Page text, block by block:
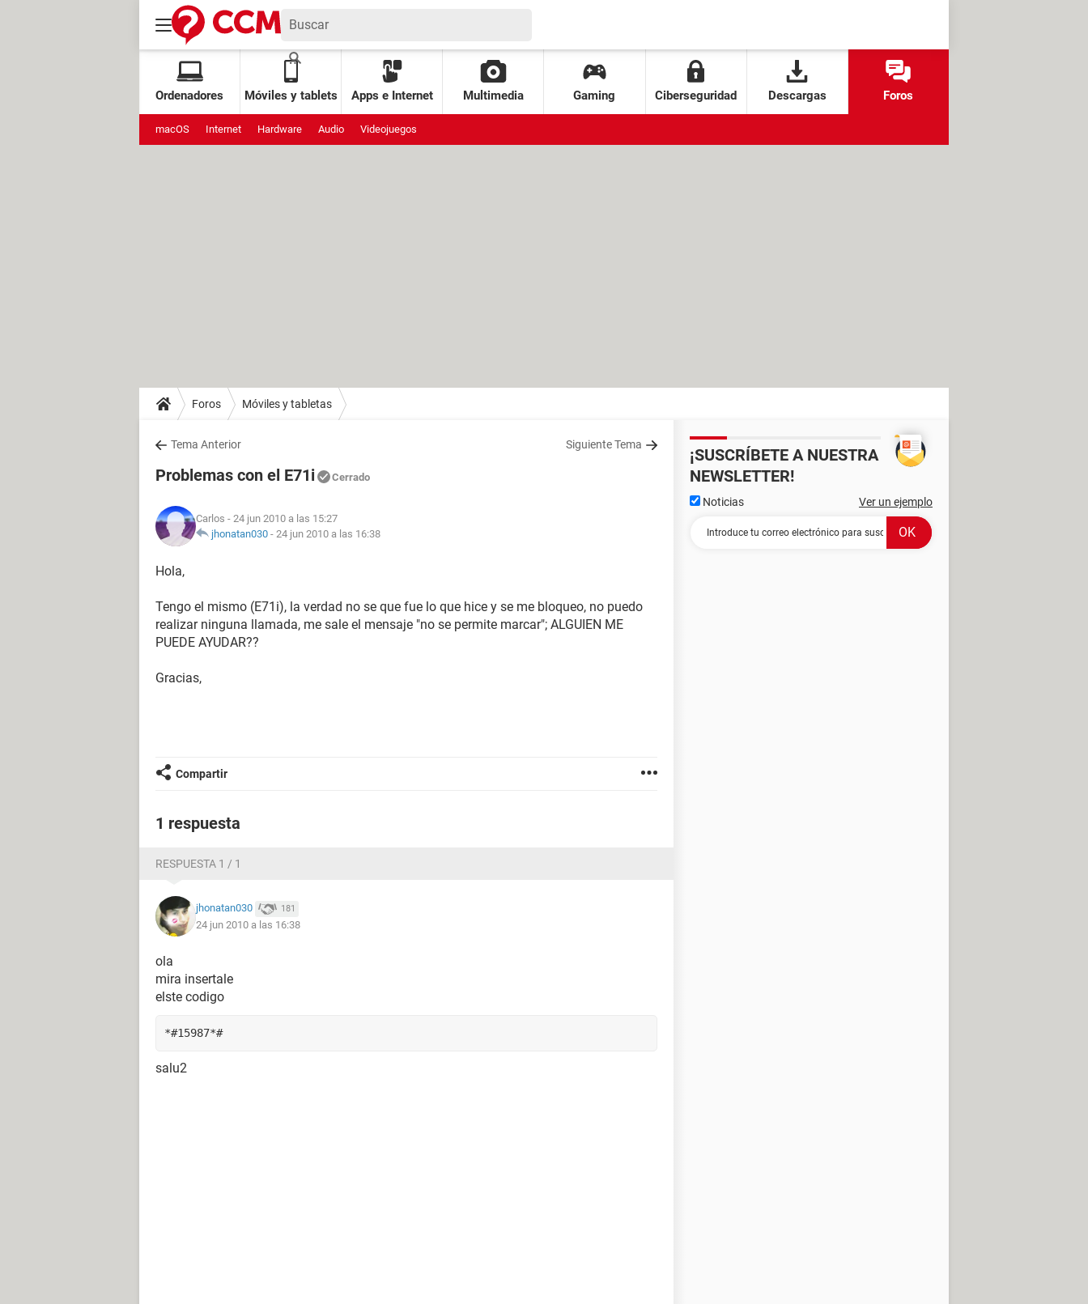
Ordenadores Móviles y tablets Apps e Internet Multimedia Gaming Ciberseguridad Descargas Foros
macOS Internet Hardware Audio Videojuegos
Foros Móviles y tabletas
Tema Anterior Siguiente Tema
Problemas con el E71i Cerrado
Carlos - 24 jun 2010 a las 15:27
jhonatan030 - 24 jun 2010 a las 16:38
Hola,
Tengo el mismo (E71i), la verdad no se que fue lo que hice y se me bloqueo, no puedo
realizar ninguna llamada, me sale el mensaje "no se permite marcar"; ALGUIEN ME
PUEDE AYUDAR??
Gracias,
Compartir
1 respuesta
RESPUESTA 1 / 1
jhonatan030 181
24 jun 2010 a las 16:38
ola
mira insertale
elste codigo
*#15987*#
salu2
¡SUSCRÍBETE A NUESTRA
NEWSLETTER!
Noticias Ver un ejemplo